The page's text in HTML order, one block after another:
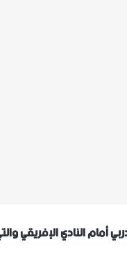
أمام النادي الإفريقي